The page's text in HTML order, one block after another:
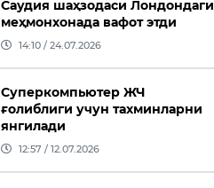
Саудия шаҳзодаси Лондондаги
меҳмонхонада вафот этди
14:10 / 24.07.2026
Суперкомпьютер ЖЧ
ғолиблиги учун тахминларни
янгилади
12:57 / 12.07.2026